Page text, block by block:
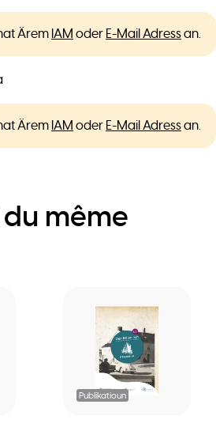
Ärem IAM oder E-Mail Adressan.
Ärem IAM oder E-Mail Adressan.
même
Publikatioun